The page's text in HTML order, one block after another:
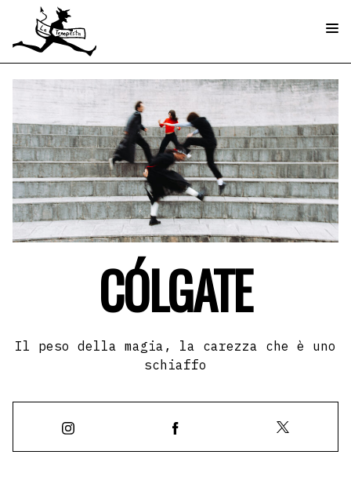
CÓLGATE
Il peso della magia, la carezza che è uno
schiaffo